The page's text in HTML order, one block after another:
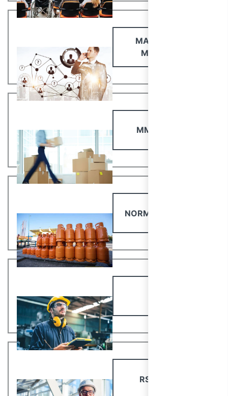
MASTER PER
MANAGER
MM CARICHI
NORMATIVA ATEX
RSPP/ASPP